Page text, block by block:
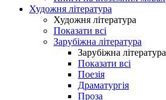
Художня література
Художня література
Показати всі
Зарубіжна література
Зарубіжна література
Показати всі
Поезія
Драматургія
Проза